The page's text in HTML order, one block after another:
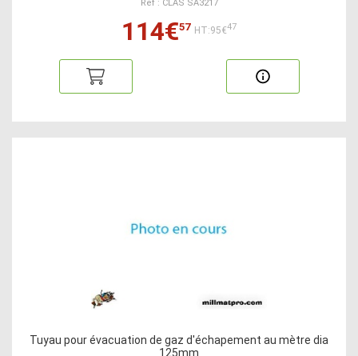
Ref : CLAS SA3217
114€57 HT:95€47
Tuyau pour évacuation de gaz d'échapement au mètre dia
125mm